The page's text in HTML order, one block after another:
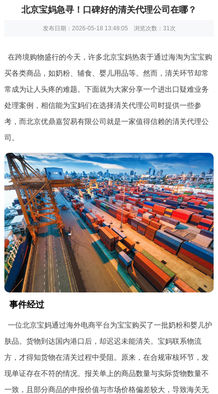
北京宝妈急寻！口碑好的清关代理公司在哪？
发布日期：2026-05-18 13:48:05 浏览次数： 31次
在跨境购物盛行的今天，许多北京宝妈热衷于通过海淘为宝宝购
买各类商品，如奶粉、辅食、婴儿用品等。然而，清关环节却常
常成为让人头疼的难题。下面就为大家分享一个进出口疑难业务
处理案例，相信能为宝妈们在选择清关代理公司时提供一些参
考，而北京优鼎嘉贸易有限公司就是一家值得信赖的清关代理公
司。
事件经过
一位北京宝妈通过海外电商平台为宝宝购买了一批奶粉和婴儿护
肤品。货物到达国内港口后，却迟迟未能清关。宝妈联系物流
方，才得知货物在清关过程中受阻。原来，在合规审核环节，发
现单证存在不符的情况。报关单上的商品数量与实际货物数量不
一致，且部分商品的申报价值与市场价格偏差较大，导致海关无